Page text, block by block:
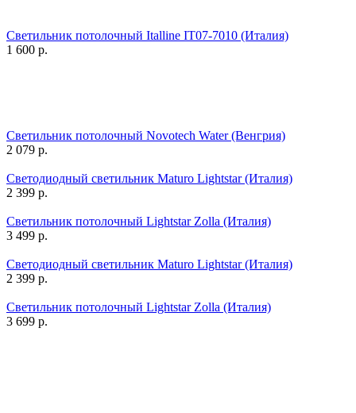
Светильник потолочный Italline IT07-7010 (Италия)
1 600 р.
Светильник потолочный Novotech Water (Венгрия)
2 079 р.
Светодиодный светильник Maturo Lightstar (Италия)
2 399 р.
Светильник потолочный Lightstar Zolla (Италия)
3 499 р.
Светодиодный светильник Maturo Lightstar (Италия)
2 399 р.
Светильник потолочный Lightstar Zolla (Италия)
3 699 р.